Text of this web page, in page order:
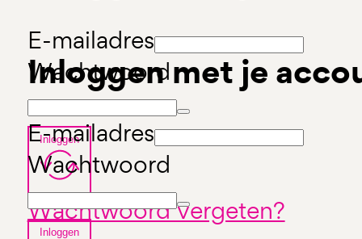
E-mailadres
Wachtwoord
Inloggen
Wachtwoord vergeten?
Inloggen met je
E-mailadres
Wachtwoord
Inloggen